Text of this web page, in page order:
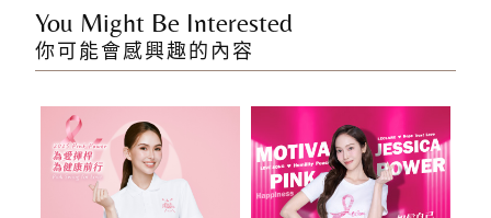
You Might Be Interested
你可能會感興趣的內容